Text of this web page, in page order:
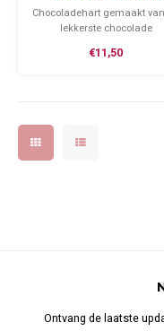
hartendoos -
voor jou!
Chocoladehart gemaakt
lekkerste chocolade
€11,50
Ontvang de laatste